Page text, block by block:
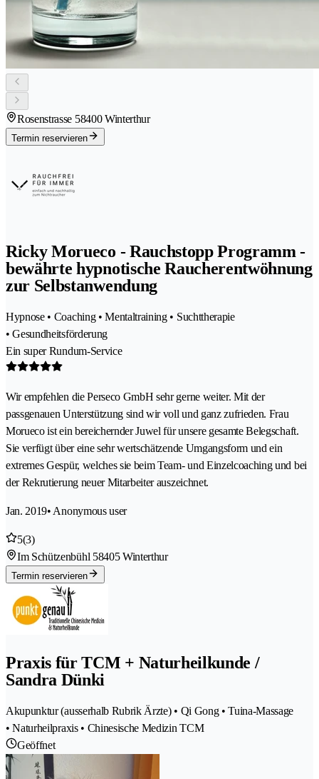
Rosenstrasse 58400 Winterthur
Termin reservieren
Ricky Morueco - Rauchstopp Programm -
bewährte hypnotische Raucherentwöhnung
zur Selbstanwendung
Hypnose • Coaching • Mentaltraining • Suchttherapie
• Gesundheitsförderung
Ein super Rundum-Service
Wir empfehlen die Perseco GmbH sehr gerne weiter. Mit der
passgenauen Unterstützung sind wir voll und ganz zufrieden. Frau
Morueco ist ein bereichernder Juwel für unsere gesamte Belegschaft.
Sie verfügt über eine sehr wertschätzende Umgangsform und ein
extremes Gespür, welches sie beim Team- und Einzelcoaching und bei
der Rekrutierung neuer Mitarbeiter auszeichnet.
Jan. 2019• Anonymous user
5(3)
Im Schützenbühl 58405 Winterthur
Termin reservieren
Praxis für TCM + Naturheilkunde /
Sandra Dünki
Akupunktur (ausserhalb Rubrik Ärzte) • Qi Gong • Tuina-Massage
• Naturheilpraxis • Chinesische Medizin TCM
Geöffnet